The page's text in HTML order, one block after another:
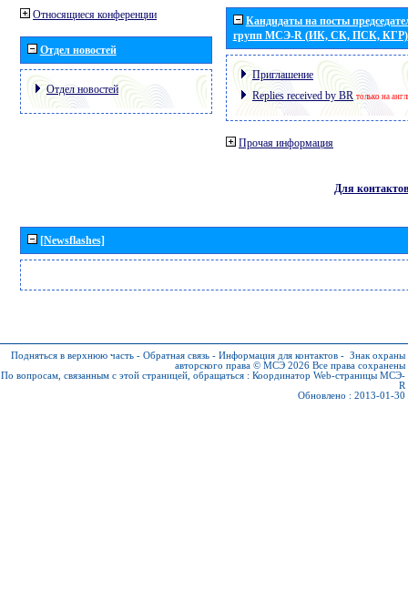
Относящиеся конференции
Отдел новостей
Отдел новостей
Кандидаты на посты
групп МСЭ-R (ИК, СК, ПСК, КГР)
Приглашение
Replies received by BR только на
Прочая информация
Для контактов
[Newsflashes]
Подняться в верхнюю часть - Обратная связь - Информация для контактов - Знак охраны
авторского права © МСЭ 2026 Все права сохранены
По вопросам, связанным с этой страницей, обращаться : Координатор Web-страницы МСЭ-
R
Обновлено : 2013-01-30